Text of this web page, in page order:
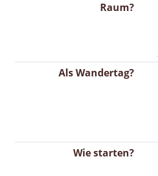
Raum?
Als Wandertag?
Wie starten?